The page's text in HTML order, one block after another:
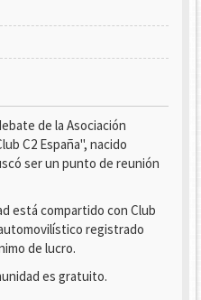
de la Asociación
C2 España", nacido
ser un punto de reunión
está compartido con Club
registrado
de lucro.
es gratuito.